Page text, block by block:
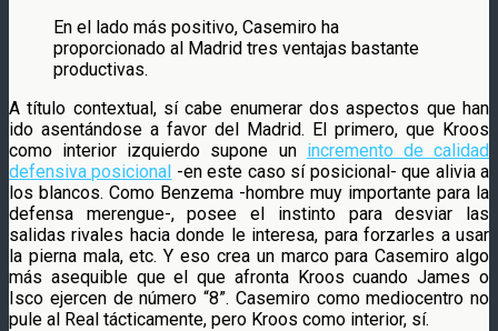
En el lado más positivo, Casemiro ha
proporcionado al Madrid tres ventajas bastante
productivas.
A título contextual, sí cabe enumerar dos aspectos que han
ido asentándose a favor del Madrid. El primero, que Kroos
como interior izquierdo supone un incremento de calidad
defensiva posicional -en este caso sí posicional- que alivia a
los blancos. Como Benzema -hombre muy importante para la
defensa merengue-, posee el instinto para desviar las
salidas rivales hacia donde le interesa, para forzarles a usar
la pierna mala, etc. Y eso crea un marco para Casemiro algo
más asequible que el que afronta Kroos cuando James o
Isco ejercen de número “8”. Casemiro como mediocentro no
pule al Real tácticamente, pero Kroos como interior, sí.